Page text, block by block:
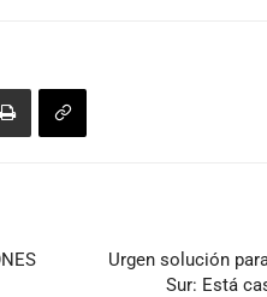
Urgen solución
Sur: Está